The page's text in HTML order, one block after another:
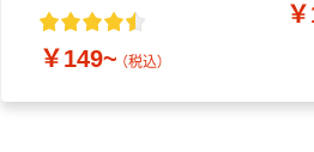
￥149~ （税込）